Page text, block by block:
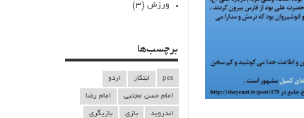
ورزش (۳)
برچسب‌ها
pes ابتکار اردو
امام حسن مجتبی امام رضا
اندروید بازی بازیگری